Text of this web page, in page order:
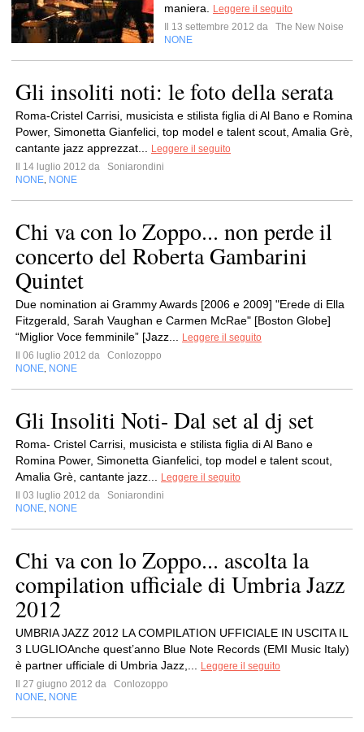
maniera.
Leggere il seguito
Il 13 settembre 2012 da
The New Noise
NONE
Gli insoliti noti: le foto della serata
Roma-Cristel Carrisi, musicista e stilista figlia di Al Bano e Romina
Power, Simonetta Gianfelici, top model e talent scout, Amalia Grè,
cantante jazz apprezzat...
Leggere il seguito
Il 14 luglio 2012 da
Soniarondini
NONE NONE
Chi va con lo Zoppo... non perde il
concerto del Roberta Gambarini
Quintet
Due nomination ai Grammy Awards [2006 e 2009] "Erede di Ella
Fitzgerald, Sarah Vaughan e Carmen McRae" [Boston Globe]
“Miglior Voce femminile” [Jazz...
Leggere il seguito
Il 06 luglio 2012 da
Conlozoppo
NONE NONE
Gli Insoliti Noti- Dal set al dj set
Roma- Cristel Carrisi, musicista e stilista figlia di Al Bano e
Romina Power, Simonetta Gianfelici, top model e talent scout,
Amalia Grè, cantante jazz...
Leggere il seguito
Il 03 luglio 2012 da
Soniarondini
NONE NONE
Chi va con lo Zoppo... ascolta la
compilation ufficiale di Umbria Jazz
2012
UMBRIA JAZZ 2012 LA COMPILATION UFFICIALE IN USCITA IL
3 LUGLIOAnche quest’anno Blue Note Records (EMI Music Italy)
è partner ufficiale di Umbria Jazz,...
Leggere il seguito
Il 27 giugno 2012 da
Conlozoppo
NONE NONE